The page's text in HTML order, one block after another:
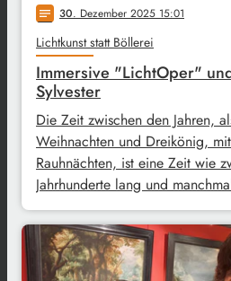
notes 30. Dezember 2025 15:01
Lichtkunst statt Böllerei
Immersive "LichtOper"
Sylvester
Die Zeit zwischen den Jahren,
Weihnachten und Dreikönig,
Rauhnächten, ist eine Zeit wie
Jahrhunderte lang und